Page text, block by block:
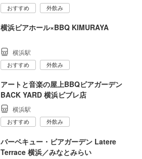
おすすめ 外飲み
横浜ビアホール×BBQ KIMURAYA
横浜駅
おすすめ 外飲み
アートと音楽の屋上BBQビアガーデン
BACK YARD 横浜ビブレ店
横浜駅
おすすめ 外飲み
バーベキュー・ビアガーデン Latere
Terrace 横浜／みなとみらい